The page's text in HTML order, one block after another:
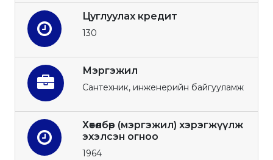
Цуглуулах кредит
130
Мэргэжил
Сантехник, инженерийн байгууламж
Хөтөлбөр (мэргэжил) хэрэгжүүлж
эхэлсэн огноо
1964